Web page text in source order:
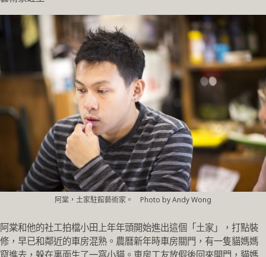
阿棠，土家駐館藝術家。 Photo by Andy Wong
阿棠和他的社工拍檔小田上年年頭開始進出這個「土家」，打點裝
修，早已和鄰近的車房混熟。農曆新年時車房關門，有一隻貓媽媽